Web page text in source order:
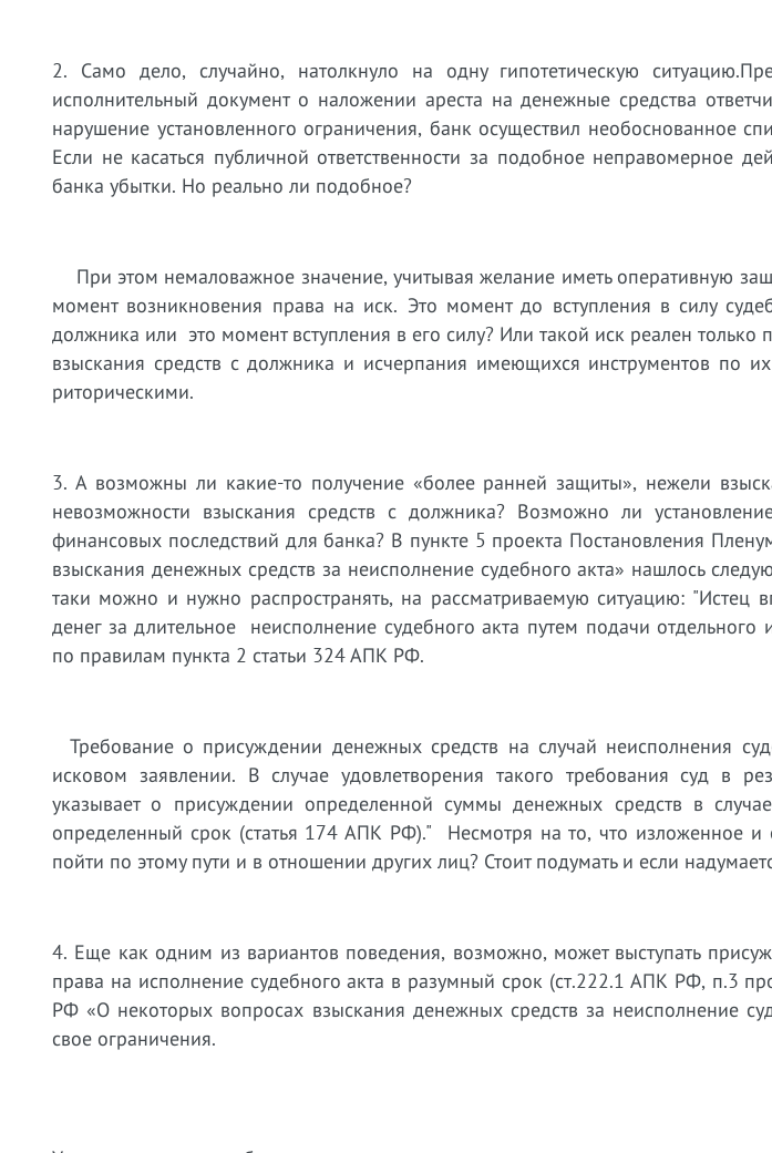
2. Само дело, случайно, натолкнуло на одну гипотетическую
исполнительный документ о наложении ареста на денежные средства
нарушение установленного ограничения, банк осуществил необоснованное
Если не касаться публичной ответственности за подобное неправомерное
банка убытки. Но реально ли подобное?
При этом немаловажное значение, учитывая желание иметь оперативную
момент возникновения права на иск. Это момент до вступления в силу
должника или это момент вступления в его силу? Или такой иск реален только
взыскания средств с должника и исчерпания имеющихся инструментов по
риторическими.
3. А возможны ли какие-то получение «более ранней защиты», нежели
невозможности взыскания средств с должника? Возможно ли
финансовых последствий для банка? В пункте 5 проекта Постановления
взыскания денежных средств за неисполнение судебного акта» нашлось
таки можно и нужно распространять, на рассматриваемую ситуацию: "Истец
денег за длительное неисполнение судебного акта путем подачи отдельного
по правилам пункта 2 статьи 324 АПК РФ.
Требование о присуждении денежных средств на случай неисполнения
исковом заявлении. В случае удовлетворения такого требования суд в
указывает о присуждении определенной суммы денежных средств в
определенный срок (статья 174 АПК РФ)." Несмотря на то, что изложенное и
пойти по этому пути и в отношении других лиц? Стоит подумать и если
4. Еще как одним из вариантов поведения, возможно, может выступать
права на исполнение судебного акта в разумный срок (ст.222.1 АПК РФ, п.3
РФ «О некоторых вопросах взыскания денежных средств за неисполнение
свое ограничения.